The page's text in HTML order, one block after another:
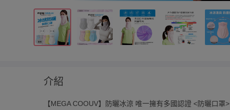
介紹
【MEGA COOUV】防曬冰涼 唯一擁有多國認證 <防曬口罩>